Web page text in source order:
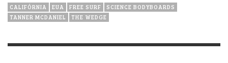
CALIFÓRNIA EUA FREE SURF
SCIENCE BODYBOARDS
TANNER MCDANIEL
THE WEDGE